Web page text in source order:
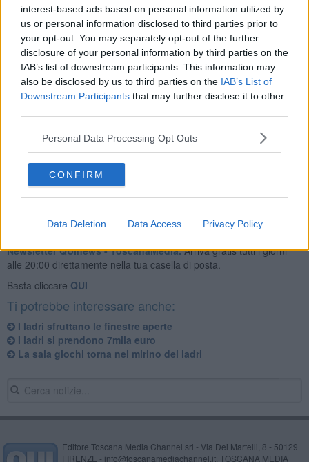
interest-based ads based on personal information utilized by
us or personal information disclosed to third parties prior to
your opt-out. You may separately opt-out of the further
disclosure of your personal information by third parties on the
IAB’s list of downstream participants. This information may
also be disclosed by us to third parties on the IAB’s List of
Downstream Participants that may further disclose it to other
Personal Data Processing Opt Outs
CONFIRM
Data Deletion Data Access Privacy Policy
CECINA —Stavolta nel mirino dei ladri è finita un'officina. Una delle
notti scorse i malviventi hanno forzato la porta d'ingresso
dell'Autofficina Cecina Meccanica a Palazzi per portar via due auto,
una Chrysler poi ritrovata in zona e un'Alfa 166.
Il furto, scoperto dai titolari all'indomani, è stato denunciato ai
carabinieri che hanno avviato le indagini.
Newsletter QUInews - ToscanaMedia.Arriva gratis tutti i giorni
alle 20:00 direttamente nella tua casella di posta.
Basta cliccare QUI
Ti potrebbe interessare anche:
I ladri sfruttano le finestre aperte
I ladri si prendono 7mila euro
La sala giochi torna nel mirino dei ladri
Editore Toscana Media Channel srl - Via Dei Martelli, 8 - 50129
FIRENZE - info@toscanamediachannel.it. TOSCANA MEDIA